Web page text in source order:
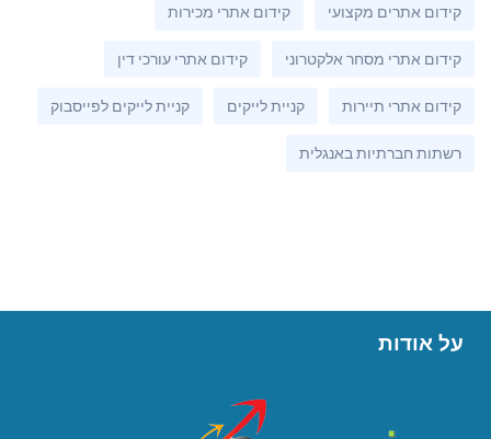
קידום אתרים מקצועי קידום אתרי מכירות
קידום אתרי מסחר אלקטרוני קידום אתרי עורכי דין
קידום אתרי תיירות קניית לייקים קניית לייקים לפייסבוק
רשתות חברתיות באנגלית
על אודות